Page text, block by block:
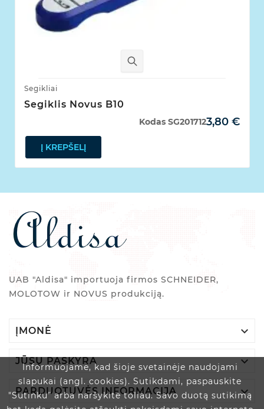
Informuojame, kad šioje svetainėje naudojami
slapukai (angl. cookies). Sutikdami, paspauskite
"Sutinku" arba naršykite toliau. Savo duotą sutikimą
Segikliai
Segiklis Novus B10
3,80 €
Kodas SG201712
Į KREPŠELĮ
UAB "Aldisa" importuoja firmos SCHNEIDER,
MOLOTOW ir NOVUS produkciją.
ĮMONĖ 
JŪSŲ PASKYRA 
PARDUOTUVĖS INFORMACIJA 